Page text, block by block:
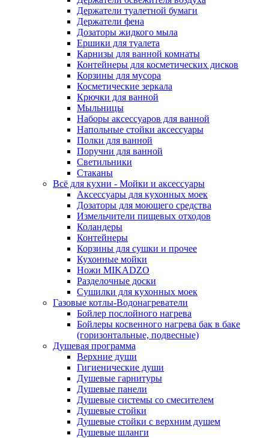
Держатели туалетной бумаги
Держатели фена
Дозаторы жидкого мыла
Ершики для туалета
Карнизы для ванной комнаты
Контейнеры для косметических дисков
Корзины для мусора
Косметические зеркала
Крючки для ванной
Мыльницы
Наборы аксессуаров для ванной
Напольные стойки аксессуары
Полки для ванной
Поручни для ванной
Светильники
Стаканы
Всё для кухни - Мойки и аксессуары
Аксессуары для кухонных моек
Дозаторы для моющего средства
Измельчители пищевых отходов
Коландеры
Контейнеры
Корзины для сушки и прочее
Кухонные мойки
Ножи MIKADZO
Разделочные доски
Сушилки для кухонных моек
Газовые котлы-Водонагреватели
Бойлер послойного нагрева
Бойлеры косвенного нагрева бак в баке
(горизонтальные, подвесные)
Душевая программа
Верхние души
Гигиенические души
Душевые гарнитуры
Душевые панели
Душевые системы со смесителем
Душевые стойки
Душевые стойки с верхним душем
Душевые шланги